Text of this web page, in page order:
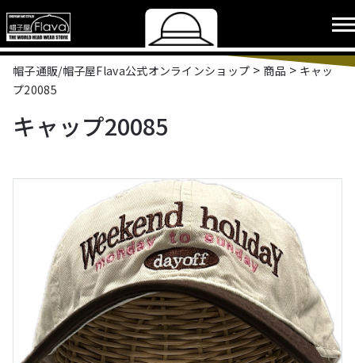
帽子通販/帽子屋Flava公式オンラインショップ > 商品 > キャッ
プ20085
キャップ20085